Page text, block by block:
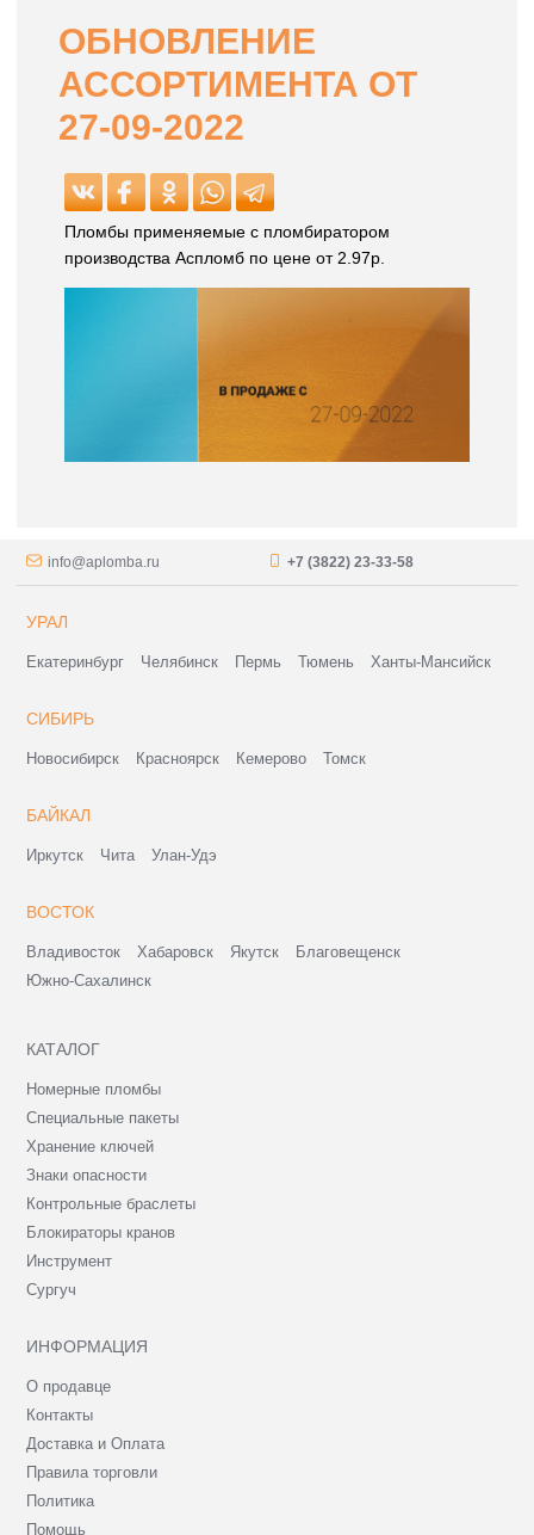
ОБНОВЛЕНИЕ
АССОРТИМЕНТА ОТ
27-09-2022
Пломбы применяемые с пломбиратором
производства Аспломб по цене от 2.97р.
info@aplomba.ru +7 (3822) 23-33-58
УРАЛ
Екатеринбург Челябинск Пермь Тюмень Ханты-Мансийск
СИБИРЬ
Новосибирск Красноярск Кемерово Томск
БАЙКАЛ
Иркутск Чита Улан-Удэ
ВОСТОК
Владивосток Хабаровск Якутск
Благовещенск
Южно-Сахалинск
КАТАЛОГ
Номерные пломбы
Специальные пакеты
Хранение ключей
Знаки опасности
Контрольные браслеты
Блокираторы кранов
Инструмент
Сургуч
ИНФОРМАЦИЯ
О продавце
Контакты
Доставка и Оплата
Правила торговли
Политика
Помощь